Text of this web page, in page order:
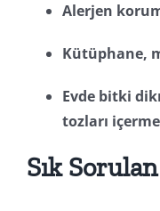
Alerjen
Kütüphane,
Evde bitki
tozları
Sık